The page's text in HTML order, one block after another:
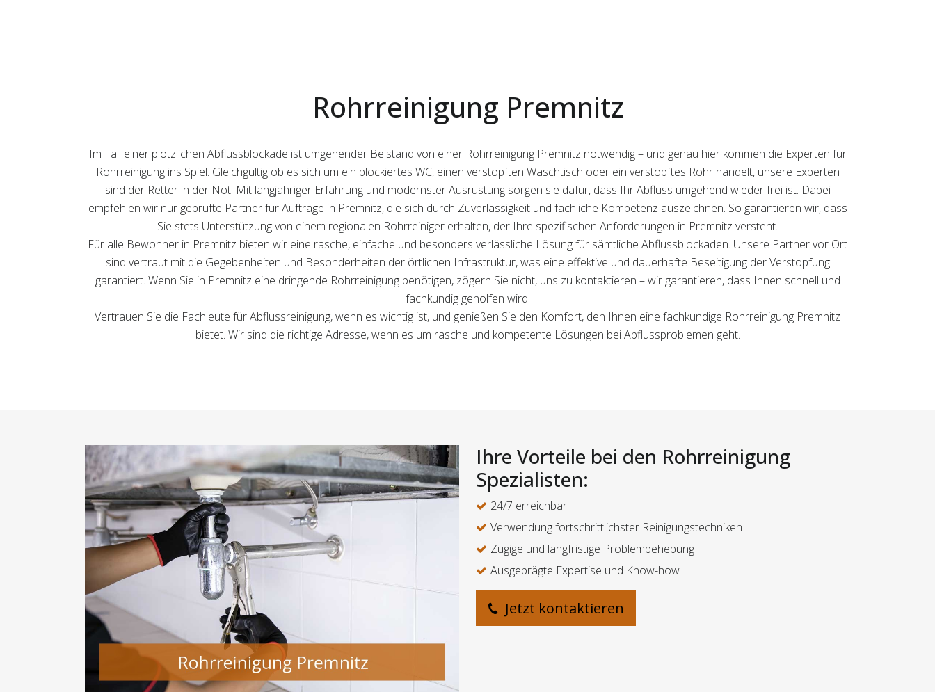
Rohrreinigung Premnitz
Im Fall einer plötzlichen Abflussblockade ist umgehender Beistand von einer Rohrreinigung Premnitz notwendig – und genau hier kommen die Experten für
Rohrreinigung ins Spiel. Gleichgültig ob es sich um ein blockiertes WC, einen verstopften Waschtisch oder ein verstopftes Rohr handelt, unsere Experten
sind der Retter in der Not. Mit langjähriger Erfahrung und modernster Ausrüstung sorgen sie dafür, dass Ihr Abfluss umgehend wieder frei ist. Dabei
empfehlen wir nur geprüfte Partner für Aufträge in Premnitz, die sich durch Zuverlässigkeit und fachliche Kompetenz auszeichnen. So garantieren wir, dass
Sie stets Unterstützung von einem regionalen Rohrreiniger erhalten, der Ihre spezifischen Anforderungen in Premnitz versteht.
Für alle Bewohner in Premnitz bieten wir eine rasche, einfache und besonders verlässliche Lösung für sämtliche Abflussblockaden. Unsere Partner vor Ort
sind vertraut mit die Gegebenheiten und Besonderheiten der örtlichen Infrastruktur, was eine effektive und dauerhafte Beseitigung der Verstopfung
garantiert. Wenn Sie in Premnitz eine dringende Rohrreinigung benötigen, zögern Sie nicht, uns zu kontaktieren – wir garantieren, dass Ihnen schnell und
fachkundig geholfen wird.
Vertrauen Sie die Fachleute für Abflussreinigung, wenn es wichtig ist, und genießen Sie den Komfort, den Ihnen eine fachkundige Rohrreinigung Premnitz
bietet. Wir sind die richtige Adresse, wenn es um rasche und kompetente Lösungen bei Abflussproblemen geht.
Ihre Vorteile bei den Rohrreinigung
Spezialisten:
24/7 erreichbar
Verwendung fortschrittlichster Reinigungstechniken
Zügige und langfristige Problembehebung
Ausgeprägte Expertise und Know-how
Jetzt kontaktieren